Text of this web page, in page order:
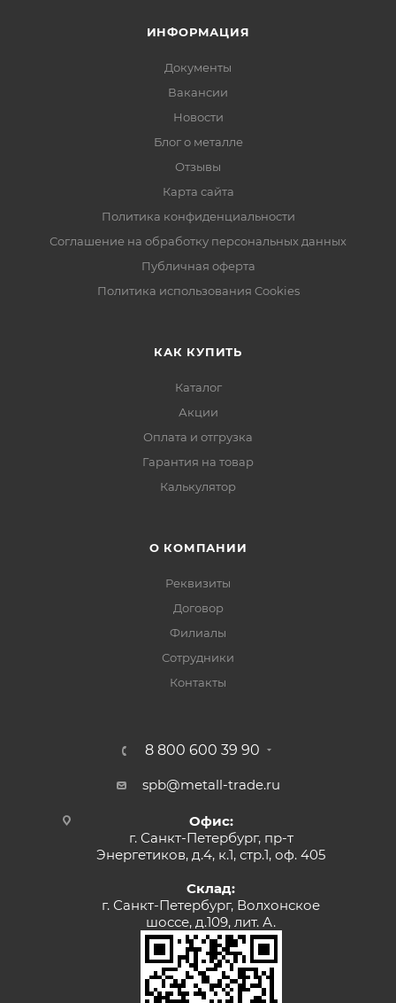
ИНФОРМАЦИЯ
Документы
Вакансии
Новости
Блог о металле
Отзывы
Карта сайта
Политика конфиденциальности
Соглашение на обработку персональных данных
Публичная оферта
Политика использования Cookies
КАК КУПИТЬ
Каталог
Акции
Оплата и отгрузка
Гарантия на товар
Калькулятор
О КОМПАНИИ
Реквизиты
Договор
Филиалы
Сотрудники
Контакты
8 800 600 39 90
spb@metall-trade.ru
Офис:
г. Санкт-Петербург, пр-т
Энергетиков, д.4, к.1, стр.1, оф. 405
Склад:
г. Санкт-Петербург, Волхонское
шоссе, д.109, лит. А.